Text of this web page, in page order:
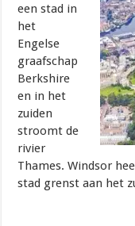
een stad in
het
Engelse
graafschap
Berkshire
en in het
zuiden
stroomt de
rivier
Thames. Windsor
stad grenst aan het